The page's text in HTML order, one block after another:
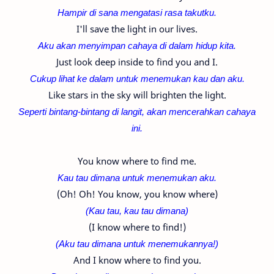
Hampir di sana mengatasi rasa takutku.
I'll save the light in our lives.
Aku akan menyimpan cahaya di dalam hidup kita.
Just look deep inside to find you and I.
Cukup lihat ke dalam untuk menemukan kau dan aku.
Like stars in the sky will brighten the light.
Seperti bintang-bintang di langit, akan mencerahkan cahaya
ini.
You know where to find me.
Kau tau dimana untuk menemukan aku.
(Oh! Oh! You know, you know where)
(Kau tau, kau tau dimana)
(I know where to find!)
(Aku tau dimana untuk menemukannya!)
And I know where to find you.